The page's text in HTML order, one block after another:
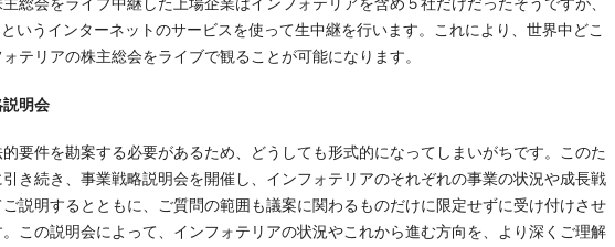
というインターネットのサービスを使って生中継を行います。これにより、世界中どこ
テリアの株主総会をライブで観ることが可能になります。
説明会
要件を勘案する必要があるため、どうしても形式的になってしまいがちです。このた
き続き、事業戦略説明会を開催し、インフォテリアのそれぞれの事業の状況や成長戦
説明するとともに、ご質問の範囲も議案に関わるものだけに限定せずに受け付けさせ
この説明会によって、インフォテリアの状況やこれから進む方向を、より深くご理解